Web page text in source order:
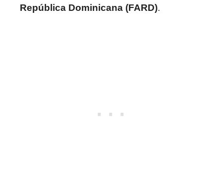
República Dominicana (FARD).